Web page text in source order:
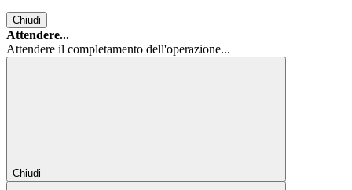
Chiudi
Attendere...
Attendere il completamento dell'operazione...
Chiudi